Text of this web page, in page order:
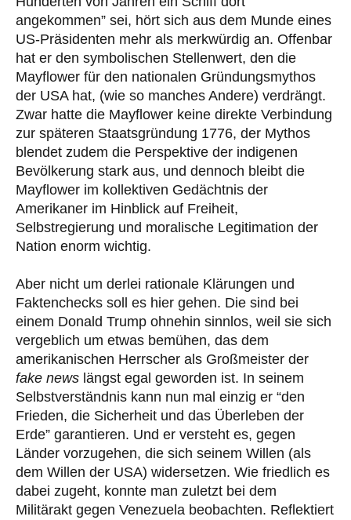
angekommen” sei, hört sich aus dem Munde eines
US-Präsidenten mehr als merkwürdig an. Offenbar
hat er den symbolischen Stellenwert, den die
Mayflower für den nationalen Gründungsmythos
der USA hat, (wie so manches Andere) verdrängt.
Zwar hatte die Mayflower keine direkte Verbindung
zur späteren Staatsgründung 1776, der Mythos
blendet zudem die Perspektive der indigenen
Bevölkerung stark aus, und dennoch bleibt die
Mayflower im kollektiven Gedächtnis der
Amerikaner im Hinblick auf Freiheit,
Selbstregierung und moralische Legitimation der
Nation enorm wichtig.
Aber nicht um derlei rationale Klärungen und
Faktenchecks soll es hier gehen. Die sind bei
einem Donald Trump ohnehin sinnlos, weil sie sich
vergeblich um etwas bemühen, das dem
amerikanischen Herrscher als Großmeister der
fake news längst egal geworden ist. In seinem
Selbstverständnis kann nun mal einzig er “den
Frieden, die Sicherheit und das Überleben der
Erde” garantieren. Und er versteht es, gegen
Länder vorzugehen, die sich seinem Willen (als
dem Willen der USA) widersetzen. Wie friedlich es
dabei zugeht, konnte man zuletzt bei dem
Militärakt gegen Venezuela beobachten. Reflektiert